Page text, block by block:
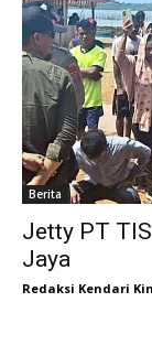
Berita
Jetty PT
Jaya
Redaksi Kendari